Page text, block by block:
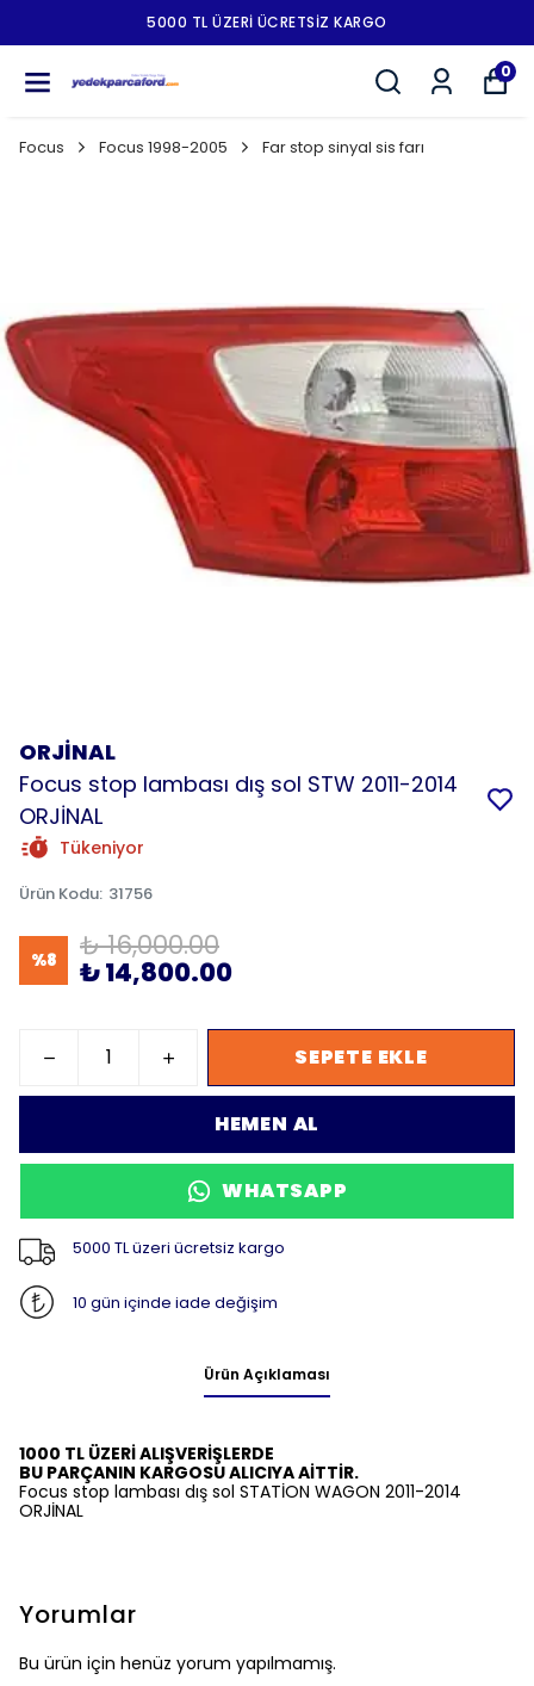
5000 TL ÜZERI ÜCRETSIZ KARGO
0
Focus Focus 1998-2005 Far stop sinyal sis farı
ORJİNAL
Focus stop lambası dış sol STW 2011-2014
ORJİNAL
Tükeniyor
Ürün Kodu: 31756
%8 ₺ 16,000.00
₺ 14,800.00
SEPETE EKLE
HEMEN AL
WHATSAPP
5000 TL üzeri ücretsiz kargo
10 gün içinde iade değişim
Ürün Açıklaması
1000 TL ÜZERİ ALIŞVERİŞLERDE
BU PARÇANIN KARGOSU ALICIYA AİTTİR.
Focus stop lambası dış sol STATİON WAGON 2011-2014
ORJİNAL
Yorumlar
Bu ürün için henüz yorum yapılmamış.